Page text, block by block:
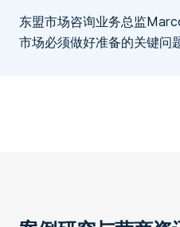
东盟市场咨询业务总监
市场必须做好准备的关键问